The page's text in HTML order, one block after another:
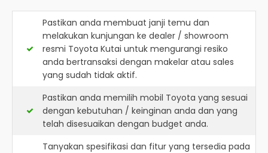
Pastikan anda membuat janji temu dan
melakukan kunjungan ke dealer / showroom
resmi Toyota Kutai untuk mengurangi resiko
anda bertransaksi dengan makelar atau sales
yang sudah tidak aktif.
Pastikan anda memilih mobil Toyota yang sesuai
dengan kebutuhan / keinginan anda dan yang
telah disesuaikan dengan budget anda.
Tanyakan spesifikasi dan fitur yang tersedia pada